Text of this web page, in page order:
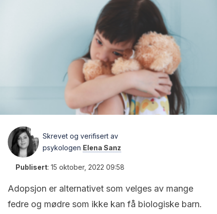
Skrevet og verifisert av
psykologen Elena Sanz
Publisert: 15 oktober, 2022 09:58
Adopsjon er alternativet som velges av mange
fedre og mødre som ikke kan få biologiske barn.